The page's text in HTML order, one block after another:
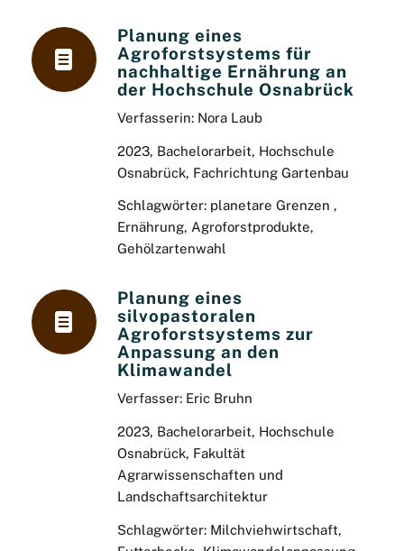
Planung eines
Agroforstsystems für
nachhaltige Ernährung an
der Hochschule Osnabrück
Verfasserin: Nora Laub
2023, Bachelorarbeit, Hochschule
Osnabrück, Fachrichtung Gartenbau
Schlagwörter: planetare Grenzen ,
Ernährung, Agroforstprodukte,
Gehölzartenwahl
Planung eines
silvopastoralen
Agroforstsystems zur
Anpassung an den
Klimawandel
Verfasser: Eric Bruhn
2023, Bachelorarbeit, Hochschule
Osnabrück, Fakultät
Agrarwissenschaften und
Landschaftsarchitektur
Schlagwörter: Milchviehwirtschaft,